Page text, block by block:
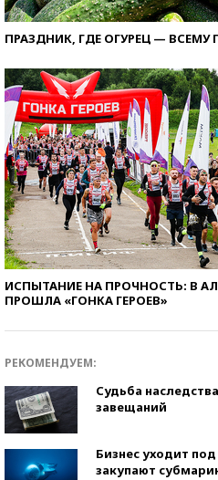
ПРАЗДНИК, ГДЕ ОГУРЕЦ — ВСЕМУ
ИСПЫТАНИЕ НА ПРОЧНОСТЬ: В
ПРОШЛА «ГОНКА ГЕРОЕВ»
РЕКОМЕНДУЕМ:
Судьба
завещаний
Бизнес уходит
закупают